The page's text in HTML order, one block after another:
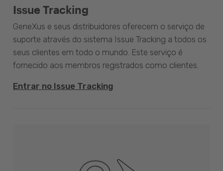
Issue Tracking
GeneXus e seus distribuidores oferecem o serviço de
suporte através do sistema Issue Tracking a todos os
seus clientes em todo o mundo. Este serviço é
fornecido aos membros registrados como clientes.
Entrar no Issue Tracking